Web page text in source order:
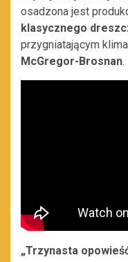
osadzona jest
klasycznego
przygniatającym
McGregor-Brosnan.
„Trzynasta